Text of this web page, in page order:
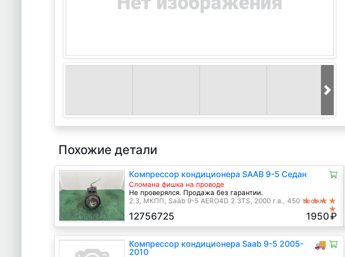
Похожие детали
Компрессор кондиционера SAAB 9-5 Седан
Сломана фишка на проводе
Не проверялся. Продажа без гарантии.
2.3, МКПП, Saab 9-5 AERO4D 2.3TS, 2000 г.в., 450 тыс.км.
★★★★
★
12756725 1950₽
🚚
Компрессор кондиционера Saab 9-5 2005-
2010